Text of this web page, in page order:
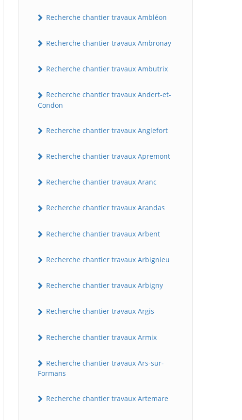
Recherche chantier travaux Ambléon
Recherche chantier travaux Ambronay
Recherche chantier travaux Ambutrix
Recherche chantier travaux Andert-et-
Condon
Recherche chantier travaux Anglefort
Recherche chantier travaux Apremont
Recherche chantier travaux Aranc
Recherche chantier travaux Arandas
Recherche chantier travaux Arbent
Recherche chantier travaux Arbignieu
Recherche chantier travaux Arbigny
Recherche chantier travaux Argis
Recherche chantier travaux Armix
Recherche chantier travaux Ars-sur-
Formans
Recherche chantier travaux Artemare